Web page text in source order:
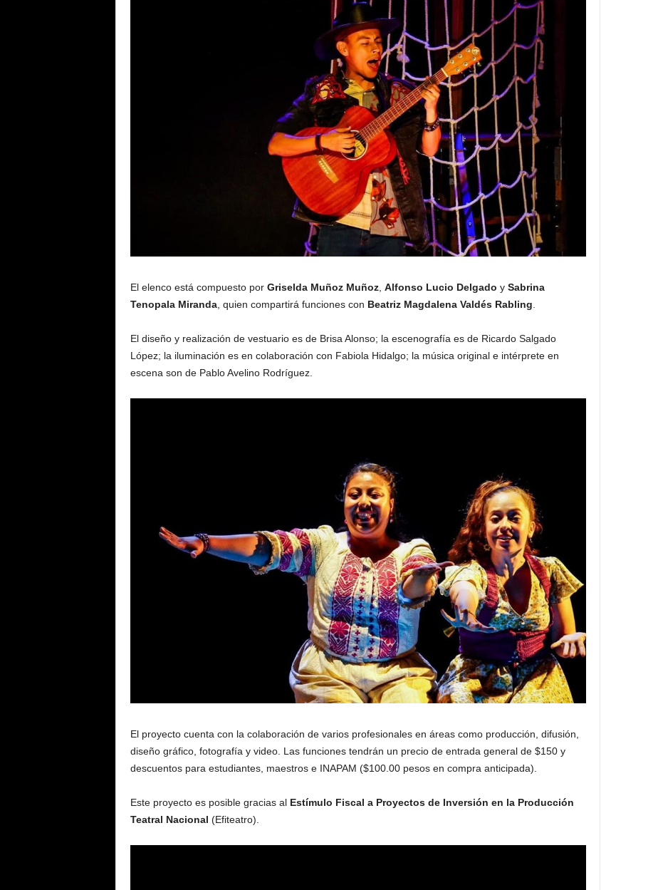
El elenco está compuesto por Griselda Muñoz Muñoz, Alfonso Lucio Delgado y Sabrina
Tenopala Miranda, quien compartirá funciones con Beatriz Magdalena Valdés Rabling.
El diseño y realización de vestuario es de Brisa Alonso; la escenografía es de Ricardo Salgado
López; la iluminación es en colaboración con Fabiola Hidalgo; la música original e intérprete en
escena son de Pablo Avelino Rodríguez.
El proyecto cuenta con la colaboración de varios profesionales en áreas como producción, difusión,
diseño gráfico, fotografía y video. Las funciones tendrán un precio de entrada general de $150 y
descuentos para estudiantes, maestros e INAPAM ($100.00 pesos en compra anticipada).
Este proyecto es posible gracias al Estímulo Fiscal a Proyectos de Inversión en la Producción
Teatral Nacional (Efiteatro).